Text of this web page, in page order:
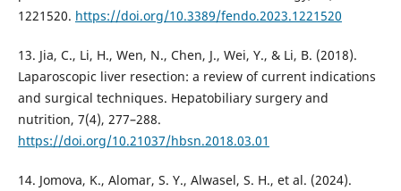
1221520. https://doi.org/10.3389/fendo.2023.1221520
13. Jia, C., Li, H., Wen, N., Chen, J., Wei, Y., & Li, B. (2018).
Laparoscopic liver resection: a review of current indications
and surgical techniques. Hepatobiliary surgery and
nutrition, 7(4), 277–288.
https://doi.org/10.21037/hbsn.2018.03.01
14. Jomova, K., Alomar, S. Y., Alwasel, S. H., et al. (2024).